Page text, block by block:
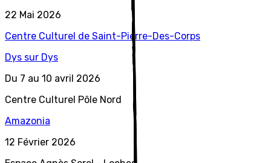
22 Mai 2026
Centre Culturel de Saint-Pierre-Des-Corps
Dys sur Dys
Du 7 au 10 avril 2026
Centre Culturel Pôle Nord
Amazonia
12 Février 2026